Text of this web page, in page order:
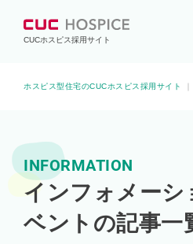
CUCホスピス採用サイト
ホスピス型住宅のCUCホスピス採用サイト
INFORMATION
インフォメーシ
ベントの記事一